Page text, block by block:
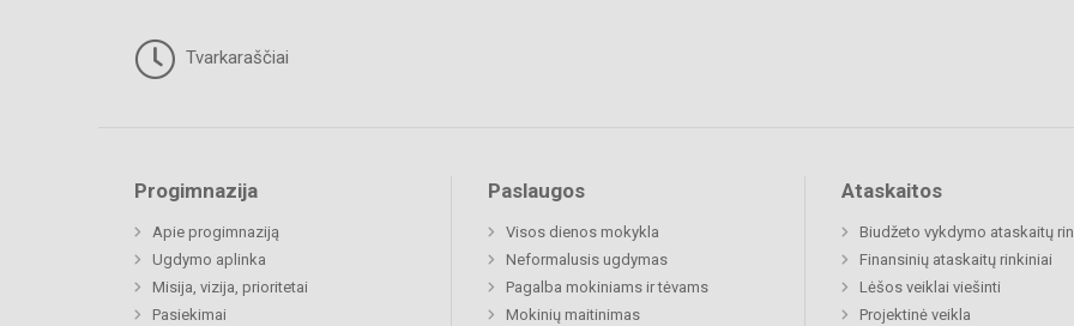
Tvarkaraščiai
Progimnazija
Apie progimnaziją
Ugdymo aplinka
Misija, vizija, prioritetai
Pasiekimai
Paslaugos
Visos dienos mokykla
Neformalusis ugdymas
Pagalba mokiniams ir tėvams
Mokinių maitinimas
Ataskaitos
Biudžeto vykdymo ataskaitų
Finansinių ataskaitų rinkiniai
Lėšos veiklai viešinti
Projektinė veikla